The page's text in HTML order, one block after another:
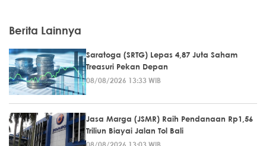
Berita Lainnya
Saratoga (SRTG) Lepas 4,87 Juta Saham
Treasuri Pekan Depan
08/08/2026 13:33 WIB
Jasa Marga (JSMR) Raih Pendanaan Rp1,56
Triliun Biayai Jalan Tol Bali